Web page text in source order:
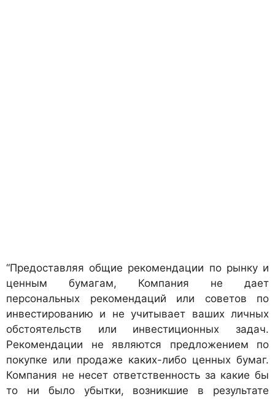
“Предоставляя общие рекомендации по рынку и
ценным бумагам, Компания не дает
персональных рекомендаций или советов по
инвестированию и не учитывает ваших личных
обстоятельств или инвестиционных задач.
Рекомендации не являются предложением по
покупке или продаже каких-либо ценных бумаг.
Компания не несет ответственность за какие бы
то ни было убытки, возникшие в результате